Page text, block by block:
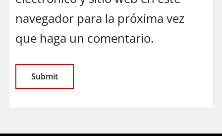
navegador para la próxima vez
que haga un comentario.